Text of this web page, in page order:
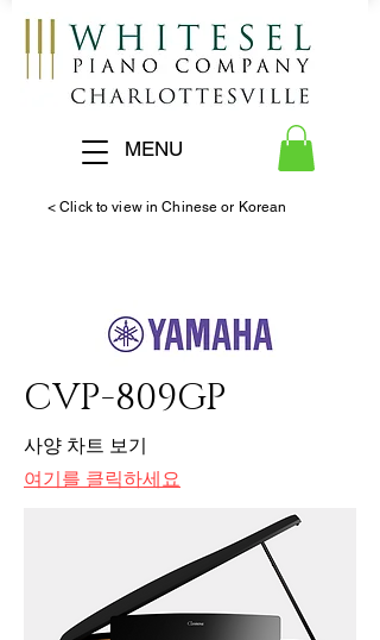
< Click to view in Chinese or Korean
MENU
CVP-809GP
사양 차트 보기
여기를 클릭하세요